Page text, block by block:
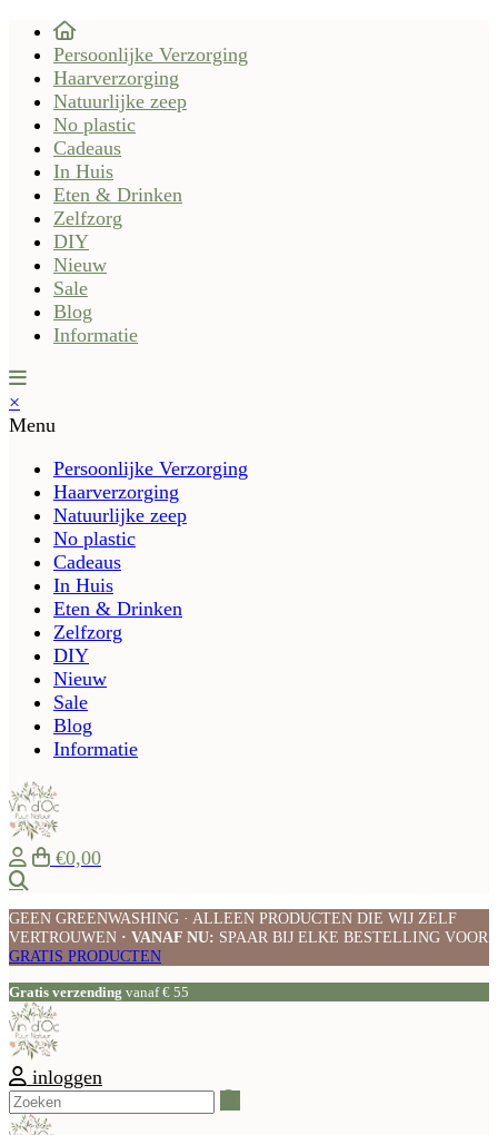
Persoonlijke Verzorging
Haarverzorging
Natuurlijke zeep
No plastic
Cadeaus
In Huis
Eten & Drinken
Zelfzorg
DIY
Nieuw
Sale
Blog
Informatie
×
Menu
Persoonlijke Verzorging
Haarverzorging
Natuurlijke zeep
No plastic
Cadeaus
In Huis
Eten & Drinken
Zelfzorg
DIY
Nieuw
Sale
Blog
Informatie
€0,00
GEEN GREENWASHING · ALLEEN PRODUCTEN DIE WIJ ZELF
VERTROUWEN · VANAF NU: SPAAR BIJ ELKE BESTELLING VOOR
GRATIS PRODUCTEN
Gratis verzending vanaf € 55
inloggen